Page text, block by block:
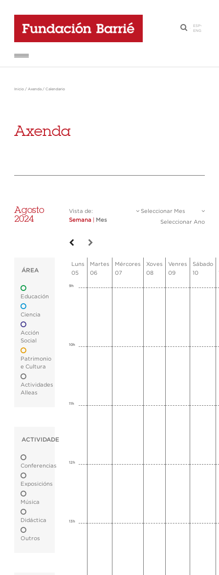
·
ESP-
ENG
Inicio / Axenda / Calendario
Axenda
Agosto
2024
Vista de:
Semana
Mes
Seleccionar Mes
Seleccionar Ano
ÁREA
Educación
Ciencia
Acción
Social
Patrimonio
e Cultura
Actividades
Alleas
ACTIVIDADE
Conferencias
Exposicións
Música
Didáctica
Outros
Luns
05
Martes
06
Mércores
07
Xoves
08
Venres
09
Sábado
10
9h
10h
11h
12h
13h